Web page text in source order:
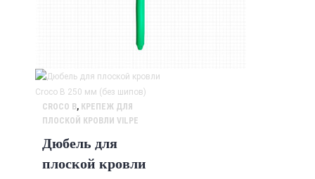
CROCO B, КРЕПЕЖ ДЛЯ
ПЛОСКОЙ КРОВЛИ VILPE
Дюбель для
плоской кровли